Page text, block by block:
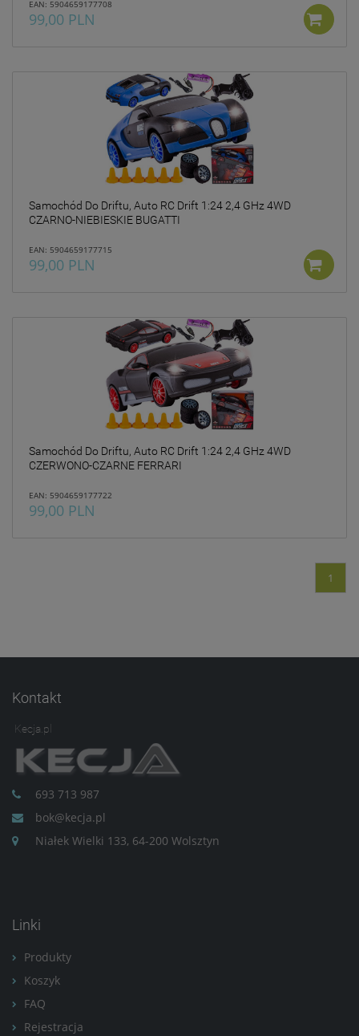
EAN: 5904659177708
99,00 PLN
Samochód Do Driftu, Auto RC Drift 1:24 2,4 GHz 4WD
CZARNO-NIEBIESKIE BUGATTI
EAN: 5904659177715
99,00 PLN
Samochód Do Driftu, Auto RC Drift 1:24 2,4 GHz 4WD
CZERWONO-CZARNE FERRARI
EAN: 5904659177722
99,00 PLN
1
Kontakt
Kecja.pl
693 713 987
bok@kecja.pl
Niałek Wielki 133, 64-200 Wolsztyn
Linki
Produkty
Koszyk
FAQ
Rejestracja